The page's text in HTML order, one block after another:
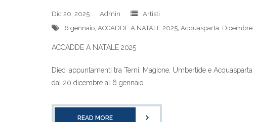
Dic 20, 2025 Admin
Artisti
6 gennaio ACCADDE A NATALE 2025 Acquasparta Dicembre
ACCADDE A NATALE 2025
Dieci appuntamenti tra Terni, Magione, Umbertide e Acquasparta
dal 20 dicembre al 6 gennaio
READ MORE